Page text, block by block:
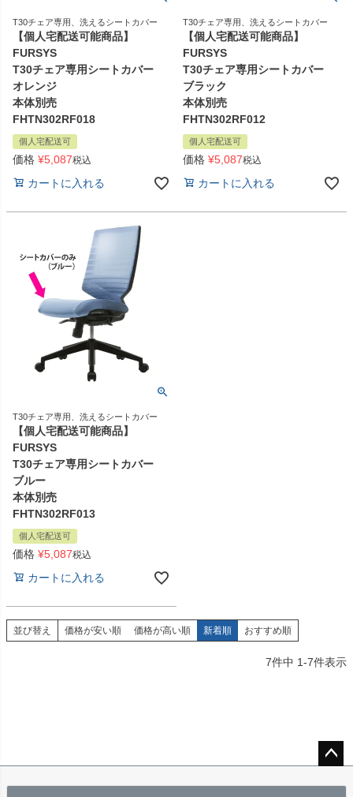
T30チェア専用、洗えるシートカバー
【個人宅配送可能商品】
FURSYS
T30チェア専用シートカバー
オレンジ
本体別売
FHTN302RF018
個人宅配送可
価格 ¥5,087税込
カートに入れる
T30チェア専用、洗えるシートカバー
【個人宅配送可能商品】
FURSYS
T30チェア専用シートカバー
ブラック
本体別売
FHTN302RF012
個人宅配送可
価格 ¥5,087税込
カートに入れる
T30チェア専用、洗えるシートカバー
【個人宅配送可能商品】
FURSYS
T30チェア専用シートカバー
ブルー
本体別売
FHTN302RF013
個人宅配送可
価格 ¥5,087税込
カートに入れる
並び替え 価格が安い順 価格が高い順 新着順 おすすめ順
7件中 1-7件表示